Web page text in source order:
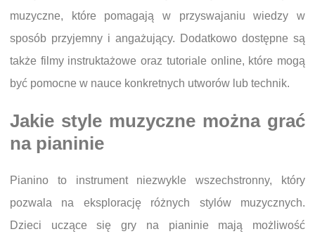
muzyczne, które pomagają w przyswajaniu wiedzy w
sposób przyjemny i angażujący. Dodatkowo dostępne są
także filmy instruktażowe oraz tutoriale online, które mogą
być pomocne w nauce konkretnych utworów lub technik.
Jakie style muzyczne można grać
na pianinie
Pianino to instrument niezwykle wszechstronny, który
pozwala na eksplorację różnych stylów muzycznych.
Dzieci uczące się gry na pianinie mają możliwość